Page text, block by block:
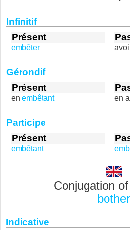
Infinitif
Présent
embêter
Gérondif
Présent
en embêtant en
Participe
Présent
embêtant
Conjugation
bother
Indicative